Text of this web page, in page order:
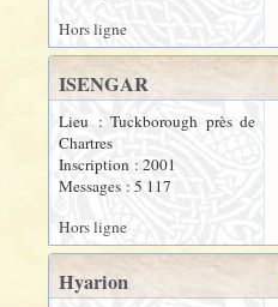
Hors ligne
ISENGAR
Lieu : Tuckborough près de
Chartres
Inscription : 2001
Messages : 5 117
Hors ligne
Hyarion